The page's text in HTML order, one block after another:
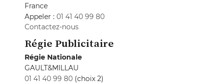
France
Appeler : 01 41 40 99 80
Contactez-nous
Régie Publicitaire
Régie Nationale
GAULT&MILLAU
01 41 40 99 80 (choix 2)